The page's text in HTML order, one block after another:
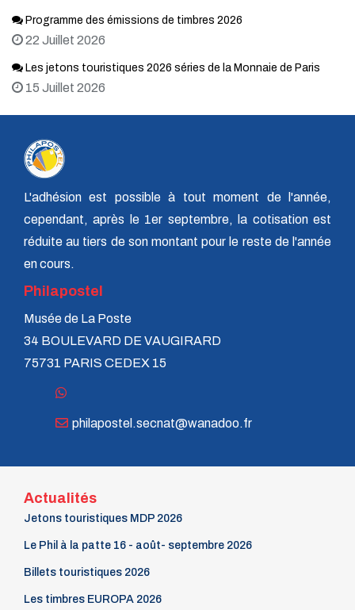
Programme des émissions de timbres 2026
22 Juillet 2026
Les jetons touristiques 2026 séries de la Monnaie de Paris
15 Juillet 2026
L'adhésion est possible à tout moment de l'année,
cependant, après le 1er septembre, la cotisation est
réduite au tiers de son montant pour le reste de l'année
en cours.
Philapostel
Musée de La Poste
34 BOULEVARD DE VAUGIRARD
75731 PARIS CEDEX 15
philapostel.secnat@wanadoo.fr
Actualités
Jetons touristiques MDP 2026
Le Phil à la patte 16 - août- septembre 2026
Billets touristiques 2026
Les timbres EUROPA 2026